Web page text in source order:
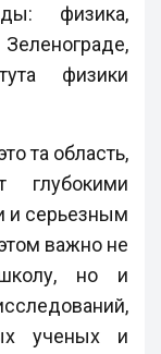
физика,
физики
та область,
глубокими
и серьезным
важно не
но и
ученых и